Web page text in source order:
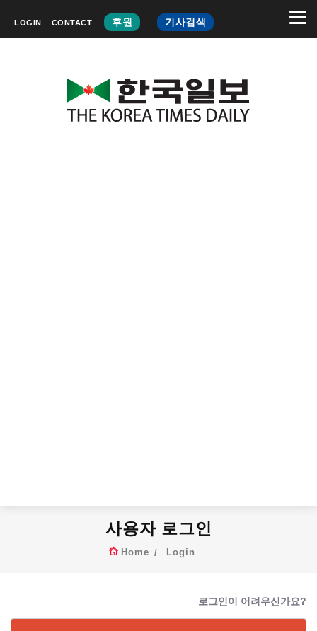
LOGIN CONTACT 후원 기사검색
사용자 로그인
Home Login
로그인이 어려우신가요?